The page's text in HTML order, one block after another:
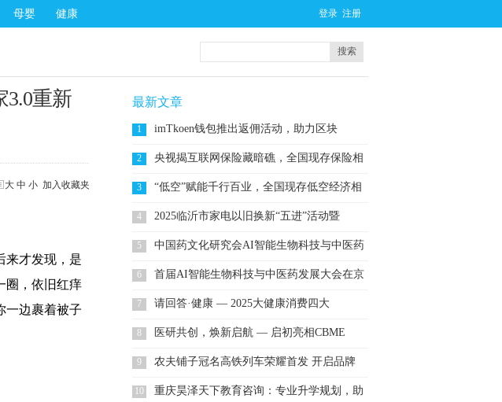
母婴 健康 登录 注册
搜索
3.0重新
大 中 小 加入收藏夹
来才发现，是
圈，依旧红痒
一边裹着被子
最新文章
1 imTkoen钱包推出返佣活动，助力区块
2
央视揭互联网保险藏暗礁，全国现存保险相
3 “低空”赋能千行百业，全国现存低空经济相
4 2025临沂市家电以旧换新“五进”活动暨
5 中国药文化研究会AI智能生物科技与中医药
6 首届AI智能生物科技与中医药发展大会在京
7 请回答·健康 — 2025大健康消费四大
8 医研共创，焕新启航 — 启初亮相CBME
9 农夫铺子冠名高铁列车荣耀首发 开启品牌
10
重庆昊泽天下教育咨询：专业升学规划，助